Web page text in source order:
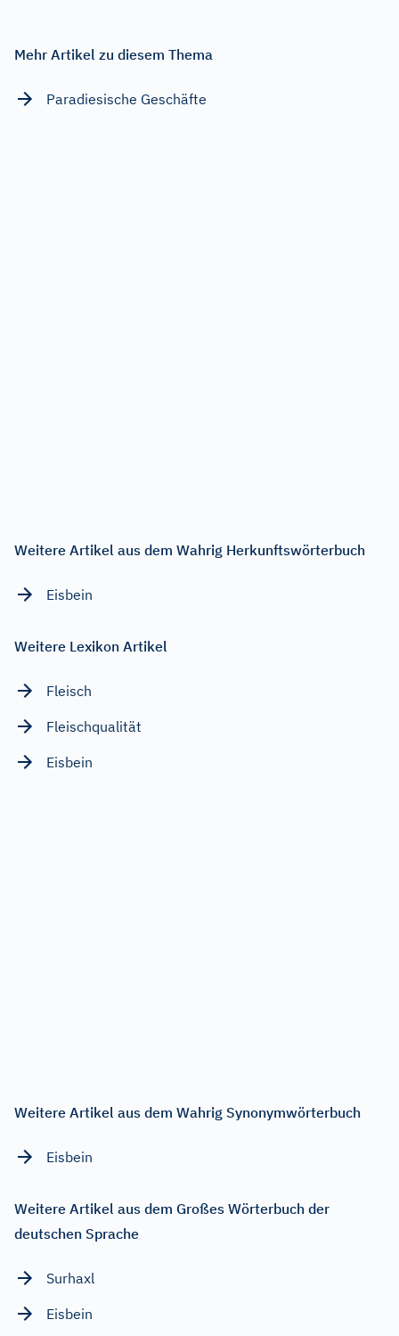
Mehr Artikel zu diesem Thema
Paradiesische Geschäfte
Weitere Artikel aus dem Wahrig Herkunftswörterbuch
Eisbein
Weitere Lexikon Artikel
Fleisch
Fleischqualität
Eisbein
Weitere Artikel aus dem Wahrig Synonymwörterbuch
Eisbein
Weitere Artikel aus dem Großes Wörterbuch der
deutschen Sprache
Surhaxl
Eisbein